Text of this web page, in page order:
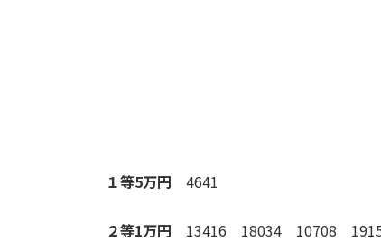
１等5万円 4641
２等1万円 13416 18034 10708